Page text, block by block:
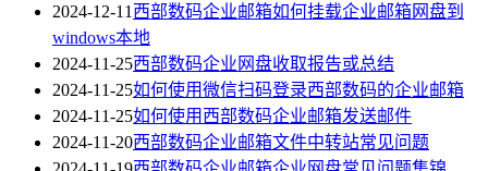
2024-12-11 西部数码企业邮箱如何挂载企业邮箱网盘到
windows本地
2024-11-25西部数码企业网盘收取报告或总结
2024-11-25如何使用微信扫码登录西部数码的企业邮箱
2024-11-25如何使用西部数码企业邮箱发送邮件
2024-11-20西部数码企业邮箱文件中转站常见问题